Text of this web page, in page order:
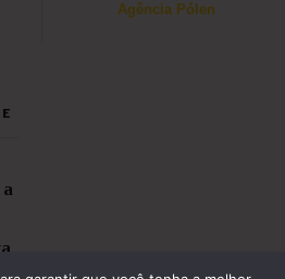
Agência Pólen